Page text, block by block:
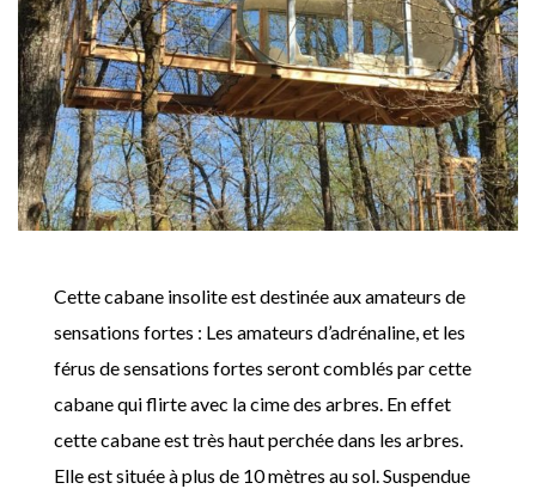
Cette cabane insolite est destinée aux amateurs de
sensations fortes : Les amateurs d’adrénaline, et les
férus de sensations fortes seront comblés par cette
cabane qui flirte avec la cime des arbres. En effet
cette cabane est très haut perchée dans les arbres.
Elle est située à plus de 10 mètres au sol. Suspendue